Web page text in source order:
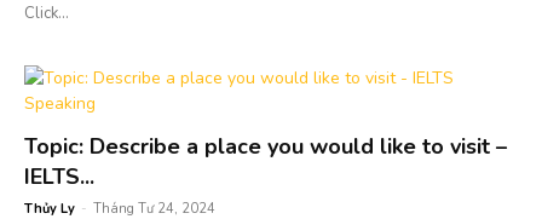
Click...
Topic: Describe a place you would like to visit –
IELTS...
Thủy Ly - Tháng Tư 24, 2024